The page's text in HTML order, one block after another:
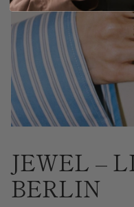
JEWEL –
BERLIN